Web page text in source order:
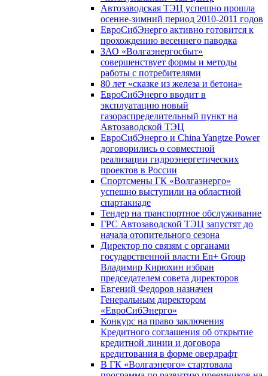
Автозаводская ТЭЦ успешно прошла
осенне-зимний период 2010-2011 годов
ЕвроСибЭнерго активно готовится к
прохождению весеннего паводка
ЗАО «Волгаэнергосбыт»
совершенствует формы и методы
работы с потребителями
80 лет «сказке из железа и бетона»
ЕвроСибЭнерго вводит в
эксплуатацию новый
газораспределительный пункт на
Автозаводской ТЭЦ
ЕвроСибЭнерго и China Yangtze Power
договорились о совместной
реализации гидроэнергетических
проектов в России
Спортсмены ГК «Волгаэнерго»
успешно выступили на областной
спартакиаде
Тендер на транспортное обслуживание
ГРС Автозаводской ТЭЦ запустят до
начала отопительного сезона
Директор по связям с органами
государственной власти En+ Group
Владимир Кирюхин избран
председателем совета директоров
Евгений Федоров назначен
Генеральным директором
«ЕвроСибЭнерго»
Конкурс на право заключения
Кредитного соглашения об открытие
кредитной линии и договора
кредитования в форме овердрафт
В ГК «Волгаэнерго» стартовала